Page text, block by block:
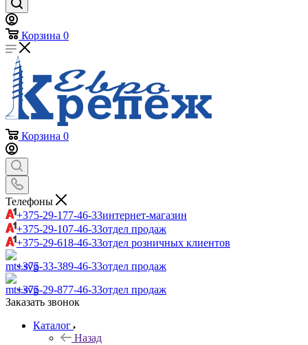
Корзина 0
Корзина 0
Телефоны
+375-29-177-46-33интернет-магазин
+375-29-107-46-33отдел продаж
+375-29-618-46-33отдел розничных клиентов
+375-33-389-46-33отдел продаж
+375-29-877-46-33отдел продаж
Заказать звонок
Каталог
Назад